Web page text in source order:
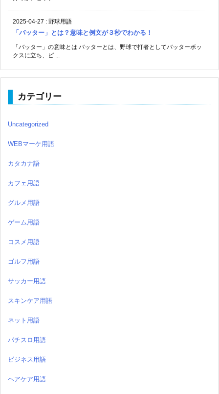
2025-04-27 : 野球用語
「バッター」とは？意味と例文が３秒でわかる！
「バッター」の意味とは バッターとは、野球で打者としてバッターボッ
クスに立ち、ピ ...
カテゴリー
Uncategorized
WEBマーケ用語
カタカナ語
カフェ用語
グルメ用語
ゲーム用語
コスメ用語
ゴルフ用語
サッカー用語
スキンケア用語
ネット用語
パチスロ用語
ビジネス用語
ヘアケア用語